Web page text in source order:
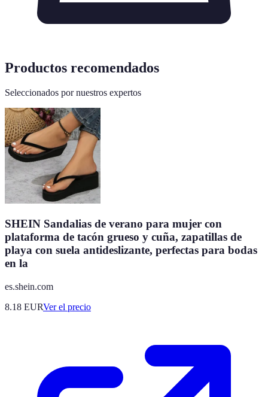
Productos recomendados
Seleccionados por nuestros expertos
SHEIN Sandalias de verano para mujer con
plataforma de tacón grueso y cuña, zapatillas de
playa con suela antideslizante, perfectas para bodas
en la
es.shein.com
8.18 EURVer el precio